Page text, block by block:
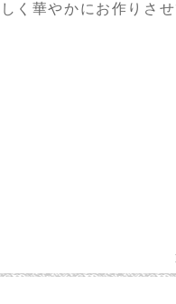
く華やかにお作りさ